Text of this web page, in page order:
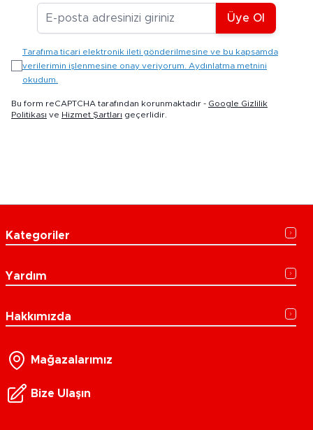
E-posta Adresiniz
Üye Ol
Tarafıma ticari elektronik ileti gönderilmesine ve bu kapsamda
verilerimin işlenmesine onay veriyorum. Aydınlatma metnini
okudum.
Bu form reCAPTCHA tarafından korunmaktadır - Google Gizlilik
Politikası ve Hizmet Şartları geçerlidir.
Kategoriler
Yardım
Hakkımızda
Mağazalarımız
Bize Ulaşın